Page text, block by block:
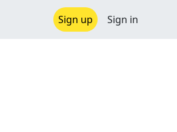
Sign up Sign in